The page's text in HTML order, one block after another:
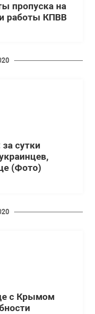
пропуска на
работы КПВВ
сутки
(Фото)
с Крымом